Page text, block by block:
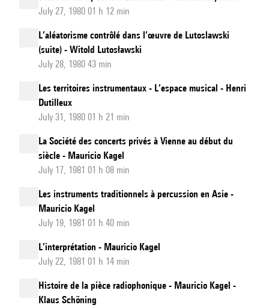
July 27, 1980 01 h 12 min
L’aléatorisme contrôlé dans l’œuvre de Lutoslawski
(suite) - Witold Lutosławski
July 28, 1980 43 min
Les territoires instrumentaux - L’espace musical - Henri
Dutilleux
July 31, 1980 01 h 21 min
La Société des concerts privés à Vienne au début du
siècle - Mauricio Kagel
July 17, 1981 01 h 08 min
Les instruments traditionnels à percussion en Asie -
Mauricio Kagel
July 19, 1981 01 h 40 min
L’interprétation - Mauricio Kagel
July 22, 1981 01 h 14 min
Histoire de la pièce radiophonique - Mauricio Kagel -
Klaus Schöning